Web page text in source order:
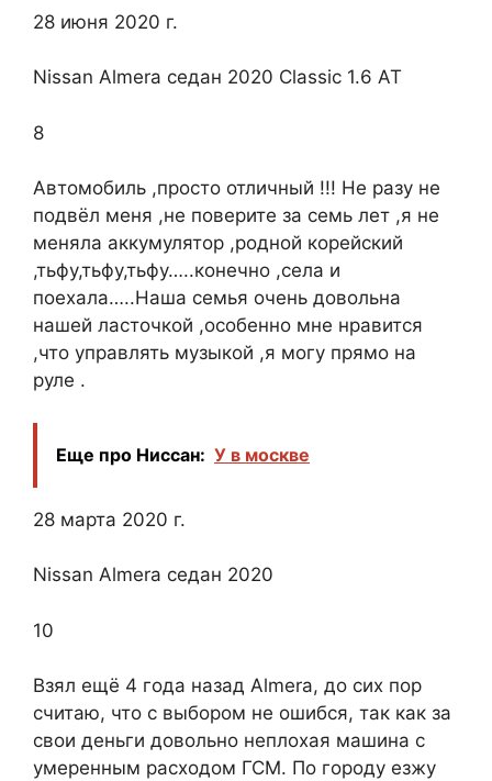
28 июня 2020 г.
Nissan Almera седан 2020 Classic 1.6 AT
8
Автомобиль ,просто отличный !!! Не разу не
подвёл меня ,не поверите за семь лет ,я не
меняла аккумулятор ,родной корейский
,тьфу,тьфу,тьфу…..конечно ,села и
поехала…..Наша семья очень довольна
нашей ласточкой ,особенно мне нравится
,что управлять музыкой ,я могу прямо на
руле .
Еще про Ниссан: У в москве
28 марта 2020 г.
Nissan Almera седан 2020
10
Взял ещё 4 года назад Almera, до сих пор
считаю, что с выбором не ошибся, так как за
свои деньги довольно неплохая машина с
умеренным расходом ГСМ. По городу езжу